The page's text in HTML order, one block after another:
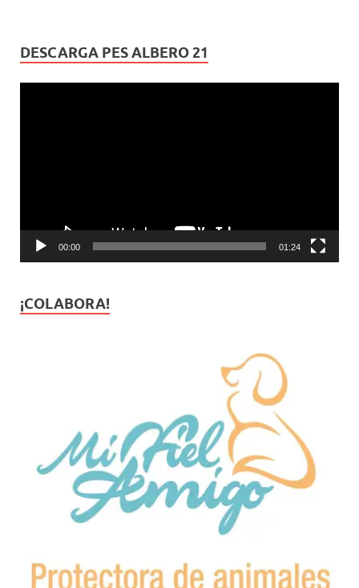
DESCARGA PES ALBERO 21
00:00 01:24
¡COLABORA!